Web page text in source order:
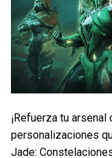
¡Refuerza tu
personalizaciones
Jade: